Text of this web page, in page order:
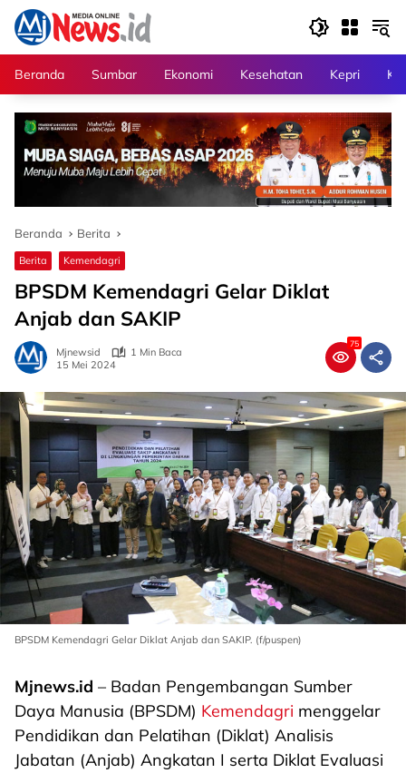
Langsung
konten
Beranda
Sumbar Ekonomi Kesehatan Kepri
Beranda Berita
Berita Kemendagri
BPSDM Kemendagri Gelar Diklat
Anjab dan SAKIP
Mjnewsid
1 Min Baca
15 Mei 2024
75
BPSDM Kemendagri Gelar Diklat Anjab dan SAKIP. (f/puspen)
Mjnews.id – Badan Pengembangan Sumber
Daya Manusia (BPSDM) Kemendagri menggelar
Pendidikan dan Pelatihan (Diklat) Analisis
Jabatan (Anjab) Angkatan I serta Diklat Evaluasi